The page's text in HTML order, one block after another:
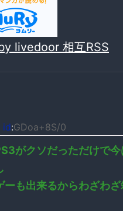
livedoor 相互RSS
id:GDoa+8S/0
がクソだっただけで
ーも出来るからわざわざ